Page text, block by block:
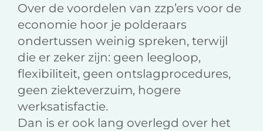
Over de voordelen van zzp’ers voor de
economie hoor je polderaars
ondertussen weinig spreken, terwijl
die er zeker zijn: geen leegloop,
flexibiliteit, geen ontslagprocedures,
geen ziekteverzuim, hogere
werksatisfactie.
Dan is er ook lang overlegd over het